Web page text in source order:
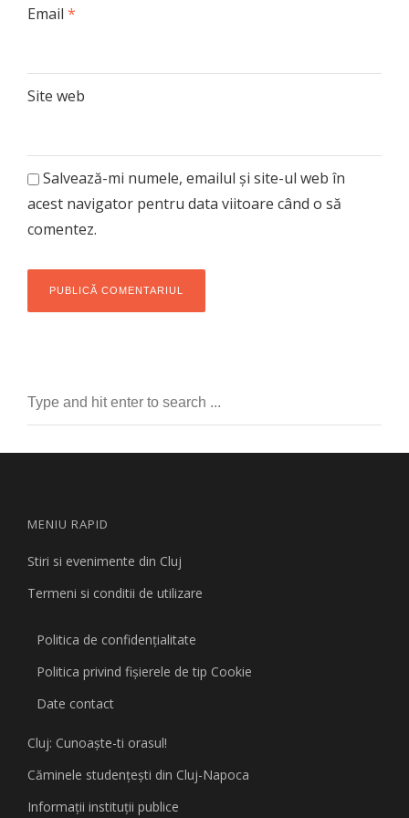
Email *
Site web
Salvează-mi numele, emailul și site-ul web în
acest navigator pentru data viitoare când o să
comentez.
MENIU RAPID
Stiri si evenimente din Cluj
Termeni si conditii de utilizare
Politica de confidențialitate
Politica privind fişierele de tip Cookie
Date contact
Cluj: Cunoaşte-ti orasul!
Căminele studenţeşti din Cluj-Napoca
Informaţii instituţii publice